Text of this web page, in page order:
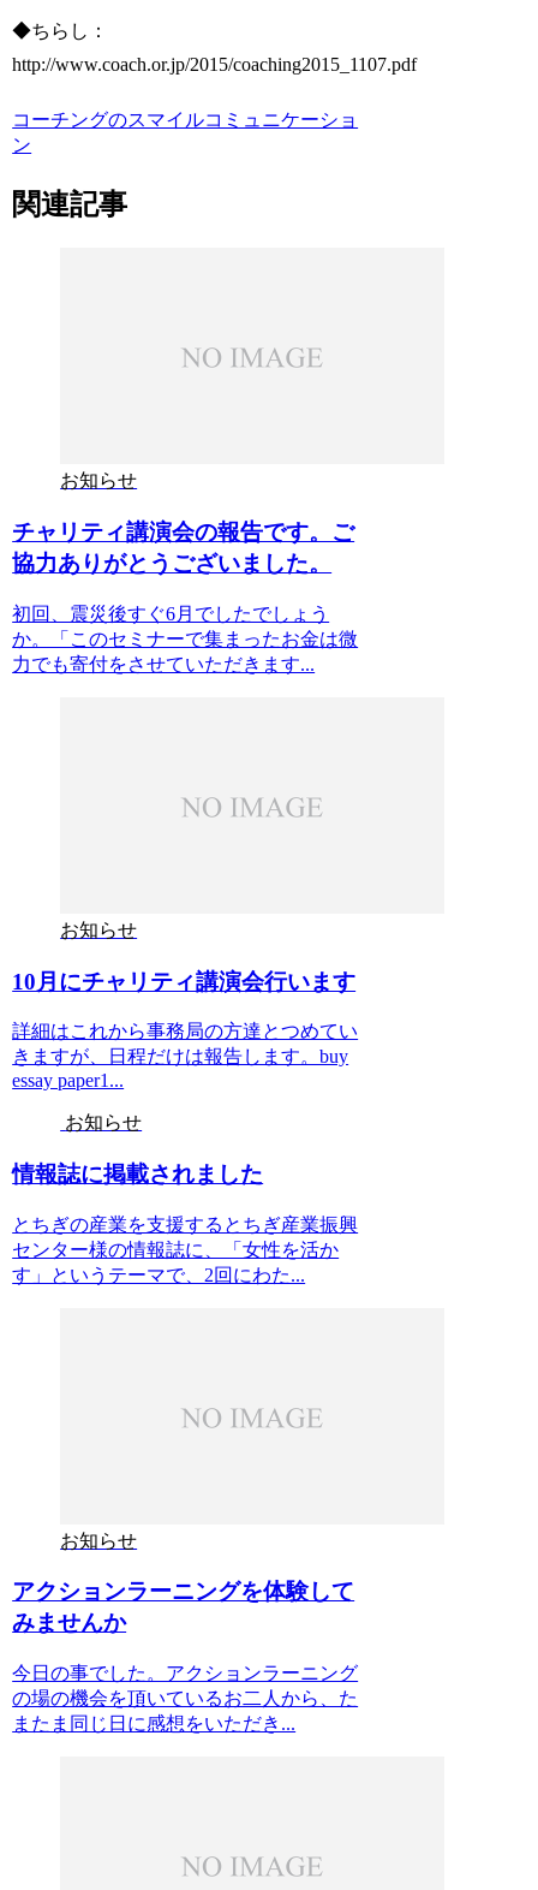
◆ちらし：
http://www.coach.or.jp/2015/coaching2015_1107.pdf
コーチングのスマイルコミュニケーショ
ン
関連記事
お知らせ
チャリティ講演会の報告です。ご
協力ありがとうございました。
初回、震災後すぐ6月でしたでしょう
か。「このセミナーで集まったお金は微
力でも寄付をさせていただきます...
お知らせ
10月にチャリティ講演会行います
詳細はこれから事務局の方達とつめてい
きますが、日程だけは報告します。buy
essay paper1...
お知らせ
情報誌に掲載されました
とちぎの産業を支援するとちぎ産業振興
センター様の情報誌に、「女性を活か
す」というテーマで、2回にわた...
お知らせ
アクションラーニングを体験して
みませんか
今日の事でした。アクションラーニング
の場の機会を頂いているお二人から、た
またま同じ日に感想をいただき...